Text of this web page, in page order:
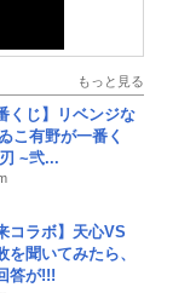
もっと見る
くじ】リベンジな
こ有野が一番く
~弐...
コラボ】天心VS
を聞いてみたら、
答が!!!